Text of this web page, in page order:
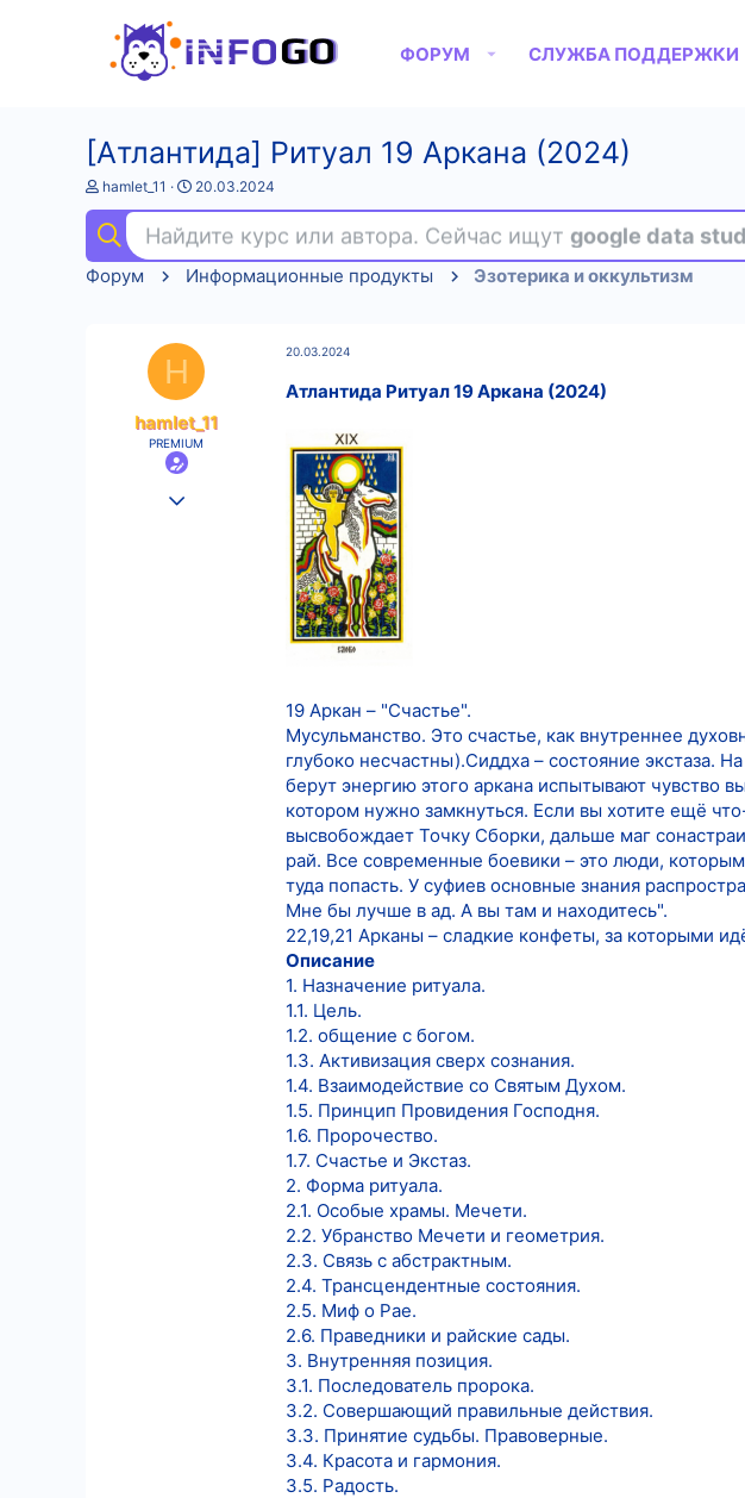
ФОРУМ СЛУЖБА ПОДДЕРЖКИ
[Атлантида] Ритуал 19 Аркана (2024)
А
т
о
р
т
hamlet_11
Д
а
н
а
а
20.03.2024
Найдите курс или автора. Сейчас ищут google data
Форум
Информационные продукты Эзотерика и оккультизм
H
hamlet_11
PREMIUM
20.03.2024
Атлантида Ритуал 19 Аркана (2024)
19 Аркан – "Счастье".
Мусульманство. Это счастье, как внутреннее
глубоко несчастны).Сиддха – состояние экстаза.
берут энергию этого аркана испытывают чувство
котором нужно замкнуться. Если вы хотите ещё
высвобождает Точку Сборки, дальше маг
рай. Все современные боевики – это люди,
туда попасть. У суфиев основные знания
Мне бы лучше в ад. А вы там и находитесь".
22,19,21 Арканы – сладкие конфеты, за которыми
Описание
1. Назначение ритуала.
1.1. Цель.
1.2. общение с богом.
1.3. Активизация сверх сознания.
1.4. Взаимодействие со Святым Духом.
1.5. Принцип Провидения Господня.
1.6. Пророчество.
1.7. Счастье и Экстаз.
2. Форма ритуала.
2.1. Особые храмы. Мечети.
2.2. Убранство Мечети и геометрия.
2.3. Связь с абстрактным.
2.4. Трансцендентные состояния.
2.5. Миф о Рае.
2.6. Праведники и райские сады.
3. Внутренняя позиция.
3.1. Последователь пророка.
3.2. Совершающий правильные действия.
3.3. Принятие судьбы. Правоверные.
3.4. Красота и гармония.
3.5. Радость.